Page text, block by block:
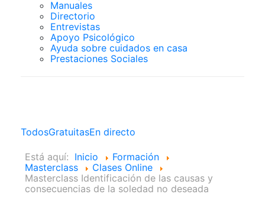
Manuales
Directorio
Entrevistas
Apoyo Psicológico
Ayuda sobre cuidados en casa
Prestaciones Sociales
TodosGratuitasEn directo
Está aquí: Inicio
Formación
Masterclass
Clases Online
Masterclass Identificación de las causas y
consecuencias de la soledad no deseada